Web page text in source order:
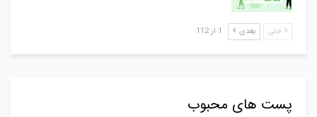
قبلی بعدی 1 از 112
پست های محبوب